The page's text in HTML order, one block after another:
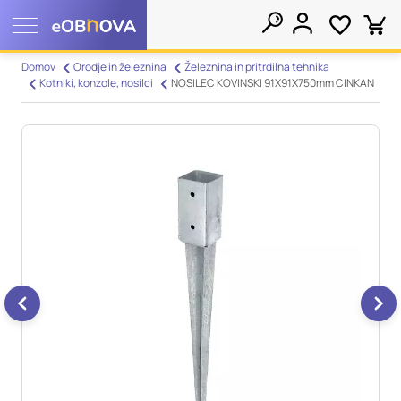
Domov Orodje in železnina
Železnina in pritrdilna tehnika
Kotniki, konzole, nosilci
NOSILEC KOVINSKI 91X91X750mm CINKAN
Nastavitve piškotkov
pridobi informacije iz vašega brskalnika, večinoma v obliki
piškotkov. Te informacije se lahko navezujejo na vas, vaše
nastavitve, vašo napravo ali pa skrbijo, da vaše spletno mesto
deluje v skladu z vašimi pričakovanji. Te informacije običajno
ne razkrivajo neposredno vaše identitete, vendar vam lahko
zagotovijo bolj prilagojeno spletno uporabniško izkušnjo.
Nekatere vrste piškotkov lahko zavrnete. Klikajte različna
imena kategorij, da si ogledate več informacij in spremenite
privzete nastavitve. Blokiranje določenih vrst piškotkov vpliva
na vašo uporabo tega spletnega mesta in naše storitve.